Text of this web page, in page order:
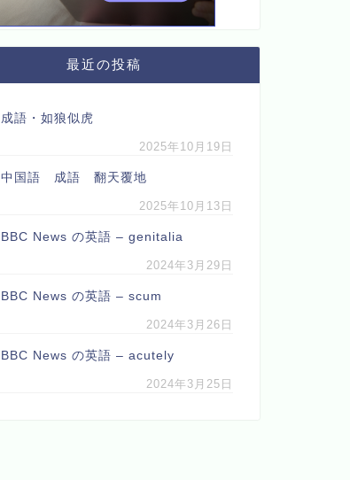
最近の投稿
成語・如狼似虎
2025年10月19日
中国語 成語 翻天覆地
2025年10月13日
BBC News の英語 – genitalia
2024年3月29日
BBC News の英語 – scum
2024年3月26日
BBC News の英語 – acutely
2024年3月25日